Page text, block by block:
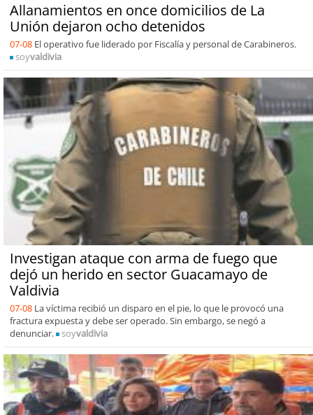
Allanamientos en once domicilios de La
Unión dejaron ocho detenidos
07-08 El operativo fue liderado por Fiscalía y personal de Carabineros.
soyvaldivia
Investigan ataque con arma de fuego que
dejó un herido en sector Guacamayo de
Valdivia
07-08 La víctima recibió un disparo en el pie, lo que le provocó una
fractura expuesta y debe ser operado. Sin embargo, se negó a
denunciar.
soyvaldivia